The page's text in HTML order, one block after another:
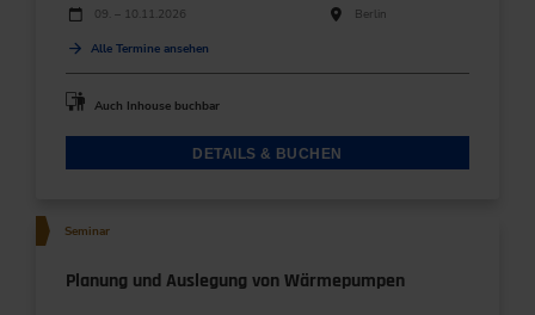
09. – 10.11.2026
Berlin
Alle Termine ansehen
Auch Inhouse buchbar
DETAILS & BUCHEN
Seminar
Planung und Auslegung von Wärmepumpen